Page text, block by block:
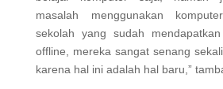
masalah menggunakan
sekolah yang sudah
offline, mereka sangat senang
karena hal ini adalah hal baru,”